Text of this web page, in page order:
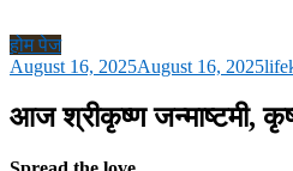
होम पेज
August 16, 2025August 16, 2025
आज श्रीकृष्ण जन्माष्टमी,